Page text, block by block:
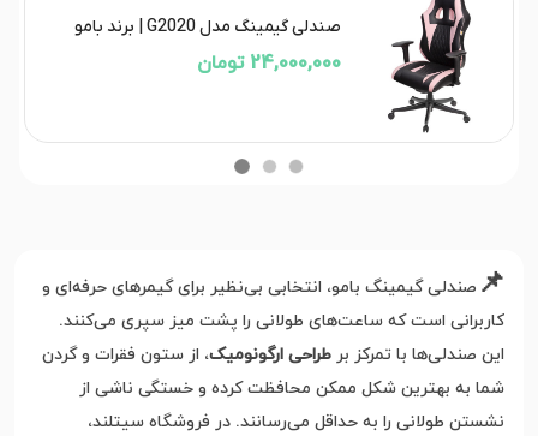
صندلی گیمینگ مدل G2020 | برند بامو
24,000,000 تومان
📌 صندلی گیمینگ بامو، انتخابی بی‌نظیر برای گیمرهای حرفه‌ای و
کاربرانی است که ساعت‌های طولانی را پشت میز سپری می‌کنند.
این صندلی‌ها با تمرکز بر طراحی ارگونومیک، از ستون فقرات و گردن
شما به بهترین شکل ممکن محافظت کرده و خستگی ناشی از
نشستن طولانی را به حداقل می‌رسانند. در فروشگاه سیتلند،